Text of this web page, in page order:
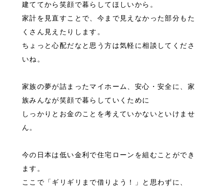
建ててから笑顔で暮らしてほしいから。
家計を見直すことで、今まで見えなかった部分もた
くさん見えたりします。
ちょっと心配だなと思う方は気軽に相談してくださ
いね。
家族の夢が詰まったマイホーム、安心・安全に、家
族みんなが笑顔で暮らしていくために
しっかりとお金のことを考えていかないといけませ
ん。
今の日本は低い金利で住宅ローンを組むことができ
ます。
ここで「ギリギリまで借りよう！」と思わずに、